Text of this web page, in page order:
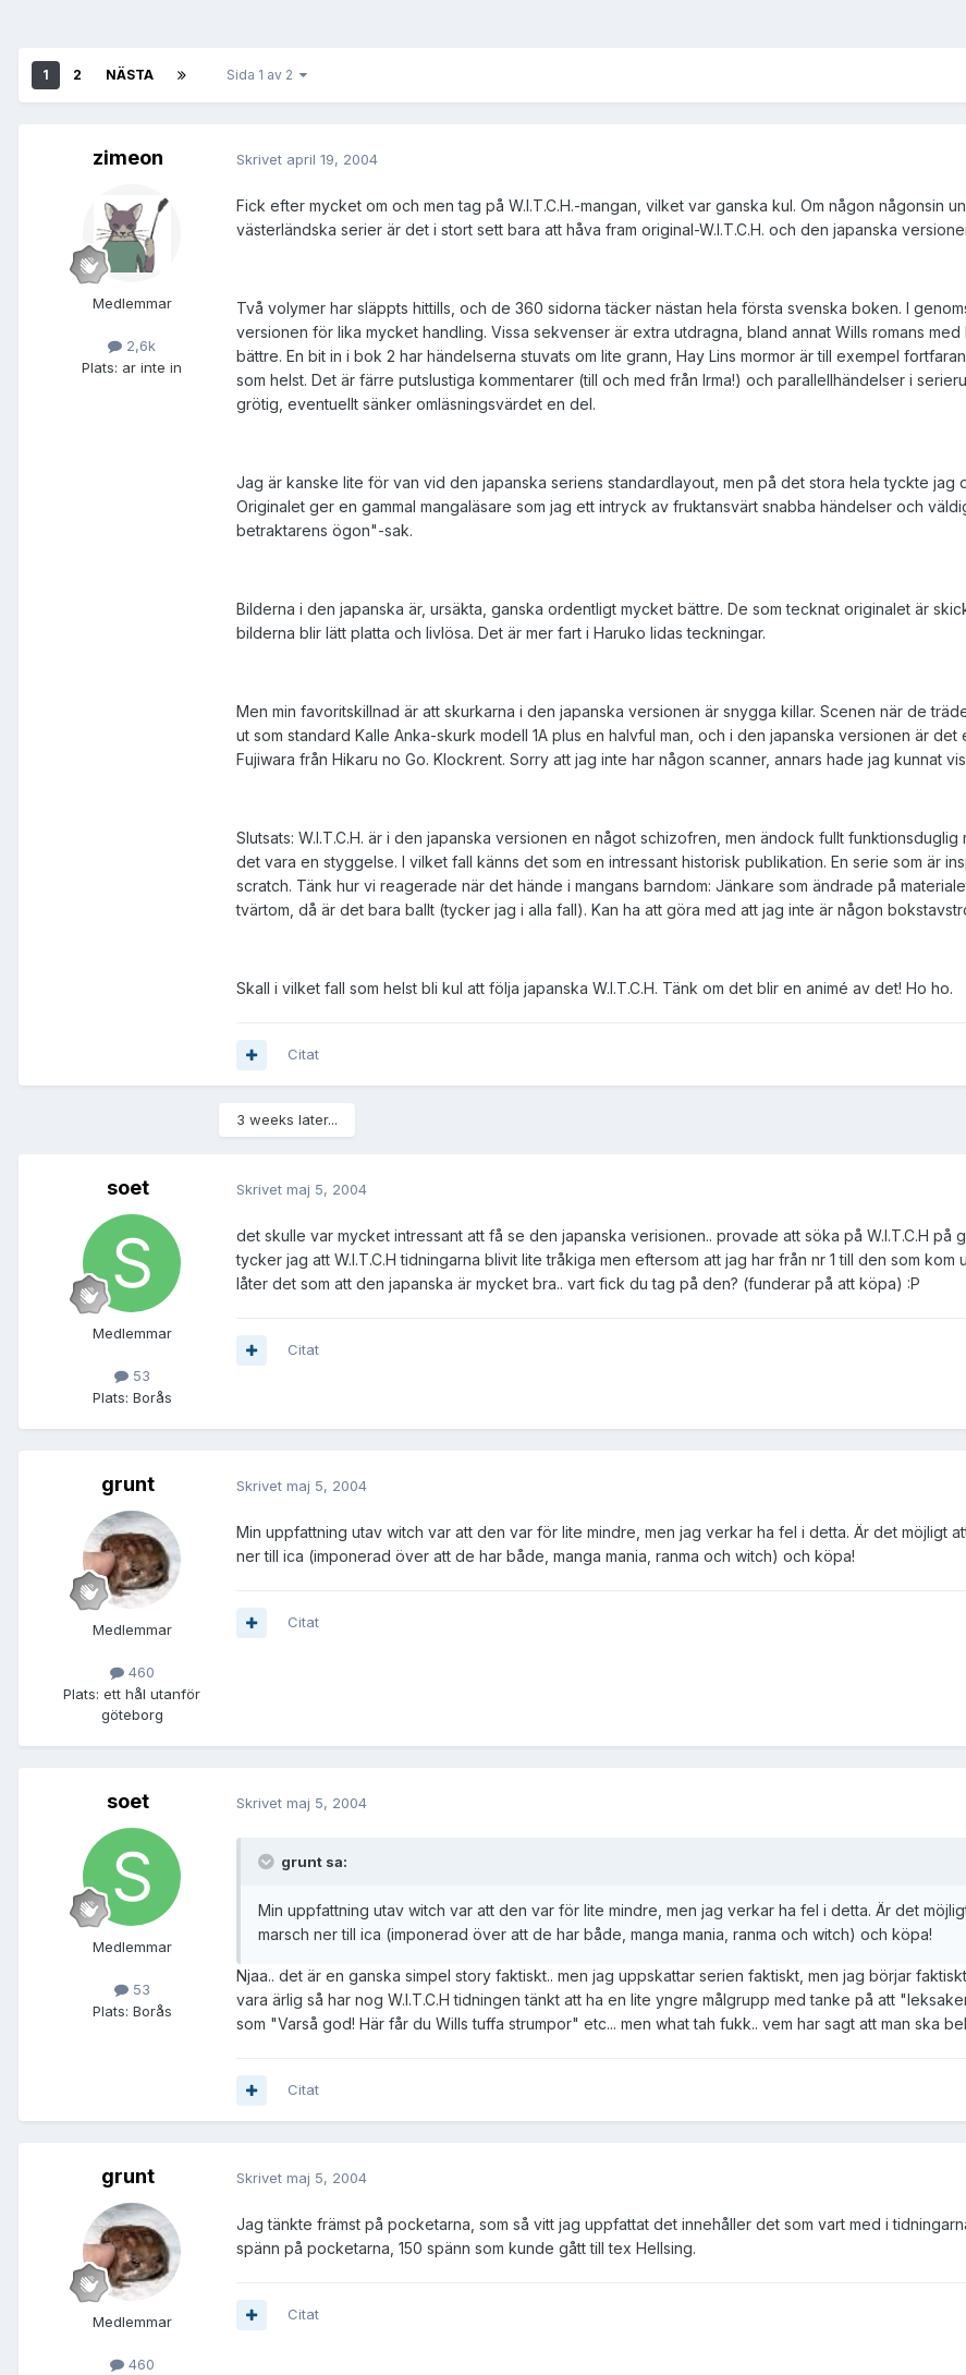
1 2 NÄSTA Sida 1 av 2
zimeon
Medlemmar
2,6k
Plats: ar inte in
Skrivet april 19, 2004
Fick efter mycket om och men tag på W.I.T.C.H.-mangan, vilket var ganska kul. Om någon någonsin
västerländska serier är det i stort sett bara att håva fram original-W.I.T.C.H. och den japanska
Två volymer har släppts hittills, och de 360 sidorna täcker nästan hela första svenska boken. I
versionen för lika mycket handling. Vissa sekvenser är extra utdragna, bland annat Wills romans
bättre. En bit in i bok 2 har händelserna stuvats om lite grann, Hay Lins mormor är till exempel
som helst. Det är färre putslustiga kommentarer (till och med från Irma!) och parallellhändelser i
grötig, eventuellt sänker omläsningsvärdet en del.
Jag är kanske lite för van vid den japanska seriens standardlayout, men på det stora hela tyckte
Originalet ger en gammal mangaläsare som jag ett intryck av fruktansvärt snabba händelser och
betraktarens ögon"-sak.
Bilderna i den japanska är, ursäkta, ganska ordentligt mycket bättre. De som tecknat originalet är
bilderna blir lätt platta och livlösa. Det är mer fart i Haruko Iidas teckningar.
Men min favoritskillnad är att skurkarna i den japanska versionen är snygga killar. Scenen när de
ut som standard Kalle Anka-skurk modell 1A plus en halvful man, och i den japanska versionen är
Fujiwara från Hikaru no Go. Klockrent. Sorry att jag inte har någon scanner, annars hade jag kunnat
Slutsats: W.I.T.C.H. är i den japanska versionen en något schizofren, men ändock fullt
det vara en styggelse. I vilket fall känns det som en intressant historisk publikation. En serie som är
scratch. Tänk hur vi reagerade när det hände i mangans barndom: Jänkare som ändrade på
tvärtom, då är det bara ballt (tycker jag i alla fall). Kan ha att göra med att jag inte är någon
Skall i vilket fall som helst bli kul att följa japanska W.I.T.C.H. Tänk om det blir en animé av det! Ho ho.
Citat
3 weeks later...
soet
Medlemmar
53
Plats: Borås
Skrivet maj 5, 2004
det skulle var mycket intressant att få se den japanska verisionen.. provade att söka på W.I.T.C.H
tycker jag att W.I.T.C.H tidningarna blivit lite tråkiga men eftersom att jag har från nr 1 till den som
låter det som att den japanska är mycket bra.. vart fick du tag på den? (funderar på att köpa) :P
Citat
grunt
Medlemmar
460
Plats: ett hål utanför
göteborg
Skrivet maj 5, 2004
Min uppfattning utav witch var att den var för lite mindre, men jag verkar ha fel i detta. Är det möjligt
ner till ica (imponerad över att de har både, manga mania, ranma och witch) och köpa!
Citat
soet
Medlemmar
53
Plats: Borås
Skrivet maj 5, 2004
grunt sa:
Min uppfattning utav witch var att den var för lite mindre, men jag verkar ha fel i detta. Är det
marsch ner till ica (imponerad över att de har både, manga mania, ranma och witch) och köpa!
Njaa.. det är en ganska simpel story faktiskt.. men jag uppskattar serien faktiskt, men jag börjar
vara ärlig så har nog W.I.T.C.H tidningen tänkt att ha en lite yngre målgrupp med tanke på att
som "Varså god! Här får du Wills tuffa strumpor" etc... men what tah fukk.. vem har sagt att man ska
Citat
grunt
Medlemmar
460
Skrivet maj 5, 2004
Jag tänkte främst på pocketarna, som så vitt jag uppfattat det innehåller det som vart med i
spänn på pocketarna, 150 spänn som kunde gått till tex Hellsing.
Citat